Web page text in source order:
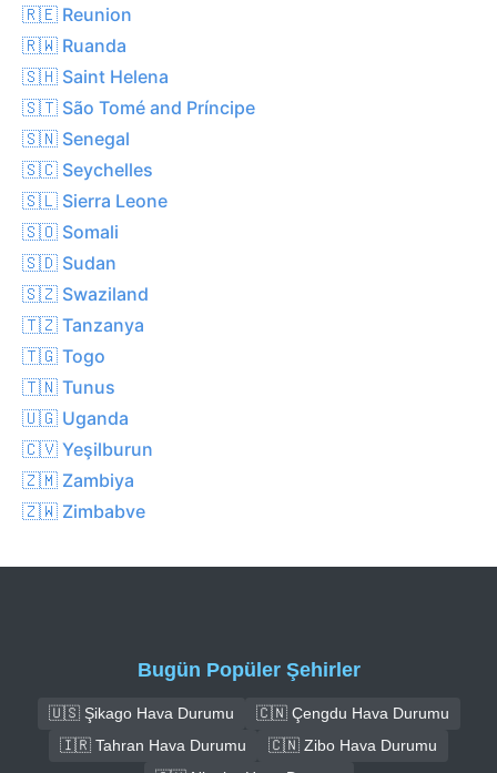
🇷🇪 Reunion
🇷🇼 Ruanda
🇸🇭 Saint Helena
🇸🇹 São Tomé and Príncipe
🇸🇳 Senegal
🇸🇨 Seychelles
🇸🇱 Sierra Leone
🇸🇴 Somali
🇸🇩 Sudan
🇸🇿 Swaziland
🇹🇿 Tanzanya
🇹🇬 Togo
🇹🇳 Tunus
🇺🇬 Uganda
🇨🇻 Yeşilburun
🇿🇲 Zambiya
🇿🇼 Zimbabve
Bugün Popüler Şehirler
🇺🇸 Şikago Hava Durumu
🇨🇳 Çengdu Hava Durumu
🇮🇷 Tahran Hava Durumu
🇨🇳 Zibo Hava Durumu